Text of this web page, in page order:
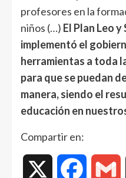
profesores en la
niños (…) El Plan Leo
implementó el
herramientas a toda
para que se puedan
manera, siendo el
educación en
Compartir en:
Facebook